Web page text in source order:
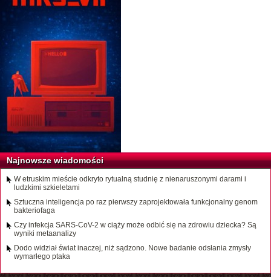
Najnowsze wiadomości
W etruskim mieście odkryto rytualną studnię z nienaruszonymi darami i
ludzkimi szkieletami
Sztuczna inteligencja po raz pierwszy zaprojektowała funkcjonalny genom
bakteriofaga
Czy infekcja SARS-CoV-2 w ciąży może odbić się na zdrowiu dziecka? Są
wyniki metaanalizy
Dodo widział świat inaczej, niż sądzono. Nowe badanie odsłania zmysły
wymarłego ptaka